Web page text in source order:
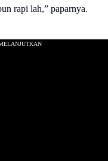
rapi lah,” paparnya.